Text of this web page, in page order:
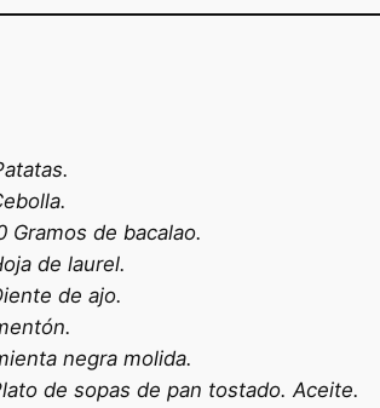
Gramos de bacalao.
de laurel.
de ajo.
negra molida.
de sopas de pan tostado. Aceite.